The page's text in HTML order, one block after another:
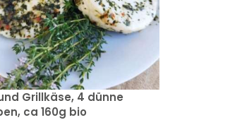
Grillkäse, 4 dünne
ca 160g bio